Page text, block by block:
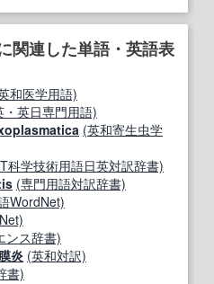
関連した単語・英語表
和医学用語)
・英日専門用語)
(英和寄生虫学
科学技術用語日英対訳辞書)
(専門用語対訳辞書)
WordNet)
ンス辞書)
炎 (英和対訳)
書)